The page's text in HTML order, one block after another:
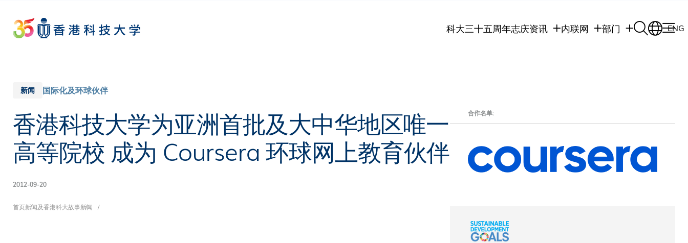
main
content
科大三十五周年志庆资讯 内联网 部门 ENG
新闻 国际化及环球伙伴
香港科技大学为亚洲首批及大中华地区唯一
高等院校 成为 Coursera 环球网上教育伙伴
2012-09-20
面
首页新闻及香港科大故事新闻
合作名单: